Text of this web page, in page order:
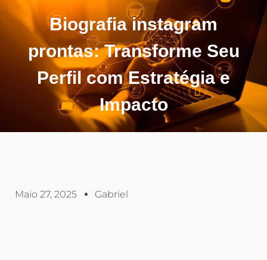
Biografia instagram
prontas: Transforme Seu
Perfil com Estratégia e
Impacto
Maio 27, 2025 Gabriel